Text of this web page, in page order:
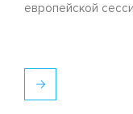
европейской